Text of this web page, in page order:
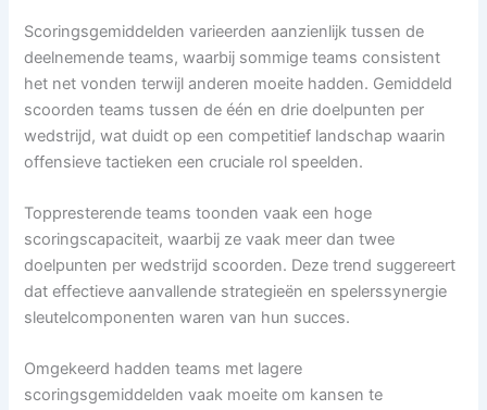
Scoringsgemiddelden varieerden aanzienlijk tussen de
deelnemende teams, waarbij sommige teams consistent
het net vonden terwijl anderen moeite hadden. Gemiddeld
scoorden teams tussen de één en drie doelpunten per
wedstrijd, wat duidt op een competitief landschap waarin
offensieve tactieken een cruciale rol speelden.
Toppresterende teams toonden vaak een hoge
scoringscapaciteit, waarbij ze vaak meer dan twee
doelpunten per wedstrijd scoorden. Deze trend suggereert
dat effectieve aanvallende strategieën en spelerssynergie
sleutelcomponenten waren van hun succes.
Omgekeerd hadden teams met lagere
scoringsgemiddelden vaak moeite om kansen te